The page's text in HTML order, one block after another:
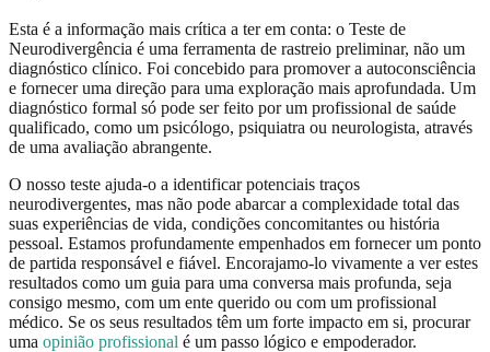
Esta é a informação mais crítica a ter em conta: o Teste de
Neurodivergência é uma ferramenta de rastreio preliminar, não um
diagnóstico clínico. Foi concebido para promover a autoconsciência
e fornecer uma direção para uma exploração mais aprofundada. Um
diagnóstico formal só pode ser feito por um profissional de saúde
qualificado, como um psicólogo, psiquiatra ou neurologista, através
de uma avaliação abrangente.
O nosso teste ajuda-o a identificar potenciais traços
neurodivergentes, mas não pode abarcar a complexidade total das
suas experiências de vida, condições concomitantes ou história
pessoal. Estamos profundamente empenhados em fornecer um ponto
de partida responsável e fiável. Encorajamo-lo vivamente a ver estes
resultados como um guia para uma conversa mais profunda, seja
consigo mesmo, com um ente querido ou com um profissional
médico. Se os seus resultados têm um forte impacto em si, procurar
uma opinião profissional é um passo lógico e empoderador.